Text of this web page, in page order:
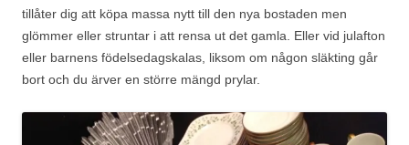
tillåter dig att köpa massa nytt till den nya bostaden men
glömmer eller struntar i att rensa ut det gamla. Eller vid julafton
eller barnens födelsedagskalas, liksom om någon släkting går
bort och du ärver en större mängd prylar.